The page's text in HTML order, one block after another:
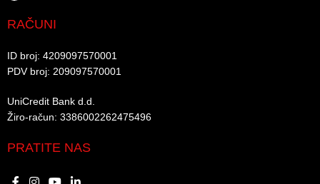
RAČUNI
ID broj: 4209097570001​
PDV broj: 209097570001 ​
UniCredit Bank d.d.​
Žiro-račun: 3386002262475496​​
PRATITE NAS